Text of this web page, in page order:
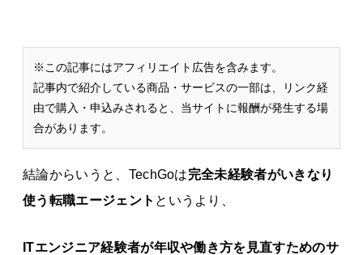
※この記事にはアフィリエイト広告を含みます。
記事内で紹介している商品・サービスの一部は、リンク経
由で購入・申込みされると、当サイトに報酬が発生する場
合があります。
結論からいうと、TechGoは完全未経験者がいきなり
使う転職エージェント というより、
ITエンジニア経験者が年収や働き方を見直すためのサ